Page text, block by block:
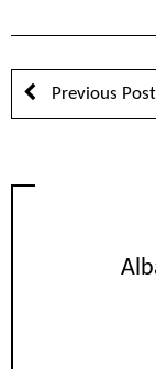
Previous Post